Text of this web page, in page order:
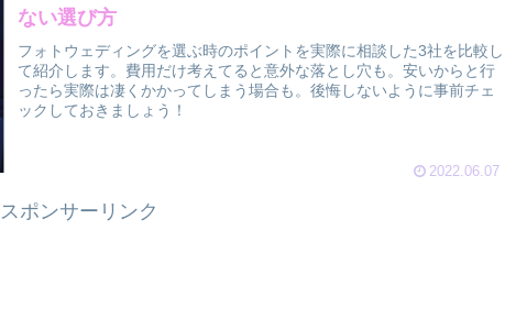
ない選び方
フォトウェディングを選ぶ時のポイントを実際に相談した3社を比較し
て紹介します。費用だけ考えてると意外な落とし穴も。安いからと行
ったら実際は凄くかかってしまう場合も。後悔しないように事前チェ
ックしておきましょう！
2022.06.07
スポンサーリンク